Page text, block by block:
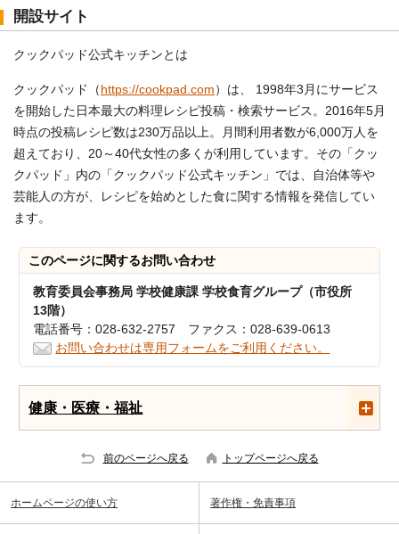
開設サイト
クックパッド公式キッチンとは
クックパッド（ https://cookpad.com ）は、 1998年3月にサービス
を開始した日本最大の料理レシピ投稿・検索サービス。2016年5月
時点の投稿レシピ数は230万品以上。月間利用者数が6,000万人を
超えており、20～40代女性の多くが利用しています。その「クッ
クパッド」内の「クックパッド公式キッチン」では、自治体等や
芸能人の方が、レシピを始めとした食に関する情報を発信してい
ます。
このページに関するお問い合わせ
教育委員会事務局 学校健康課 学校食育グループ（市役所
13階）
電話番号：028-632-2757 ファクス：028-639-0613
お問い合わせは専用フォームをご利用ください。
健康・医療・福祉
前のページへ戻る トップページへ戻る
ホームページの使い方 著作権・免責事項